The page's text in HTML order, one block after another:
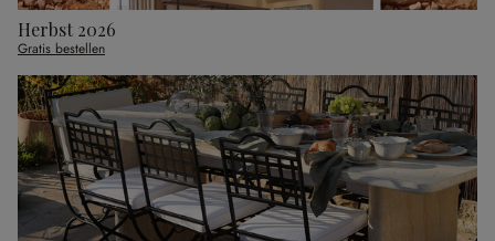
Herbst 2026
Gratis bestellen